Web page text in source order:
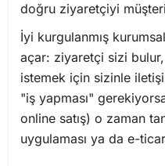
doğru ziyaretçiyi
İyi kurgulanmış
açar: ziyaretçi sizi bulur,
istemek için sizinle
"iş yapması"
online satış) o zaman
uygulaması ya da e-